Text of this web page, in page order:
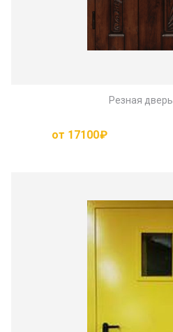
Резная дверь
от 17100₽